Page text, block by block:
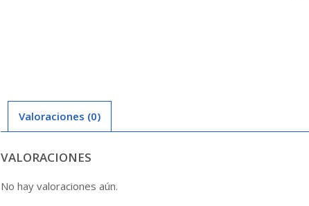
Valoraciones (0)
VALORACIONES
No hay valoraciones aún.